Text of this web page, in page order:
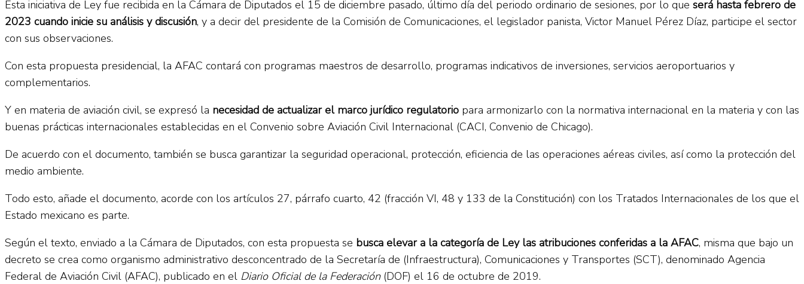
Esta iniciativa de Ley fue recibida en la Cámara de Diputados el 15 de diciembre pasado, último día del periodo ordinario de sesiones, por lo que será hasta febrero de
2023 cuando inicie su análisis y discusión, y a decir del presidente de la Comisión de Comunicaciones, el legislador panista, Victor Manuel Pérez Díaz, participe el sector
con sus observaciones.
Con esta propuesta presidencial, la AFAC contará con programas maestros de desarrollo, programas indicativos de inversiones, servicios aeroportuarios y
complementarios.
Y en materia de aviación civil, se expresó la necesidad de actualizar el marco jurídico regulatorio para armonizarlo con la normativa internacional en la materia y con las
buenas prácticas internacionales establecidas en el Convenio sobre Aviación Civil Internacional (CACI, Convenio de Chicago).
De acuerdo con el documento, también se busca garantizar la seguridad operacional, protección, eficiencia de las operaciones aéreas civiles, así como la protección del
medio ambiente.
Todo esto, añade el documento, acorde con los artículos 27, párrafo cuarto, 42 (fracción VI, 48 y 133 de la Constitución) con los Tratados Internacionales de los que el
Estado mexicano es parte.
Según el texto, enviado a la Cámara de Diputados, con esta propuesta se busca elevar a la categoría de Ley las atribuciones conferidas a la AFAC, misma que bajo un
decreto se crea como organismo administrativo desconcentrado de la Secretaría de (Infraestructura), Comunicaciones y Transportes (SCT), denominado Agencia
Federal de Aviación Civil (AFAC), publicado en el Diario Oficial de la Federación(DOF) el 16 de octubre de 2019.